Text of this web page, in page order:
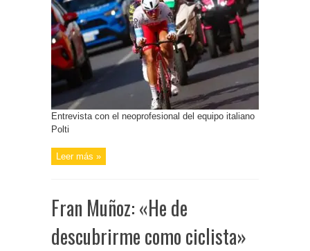
Entrevista con el neoprofesional del equipo italiano
Polti
Leer más »
Fran Muñoz: «He de
descubrirme como ciclista»